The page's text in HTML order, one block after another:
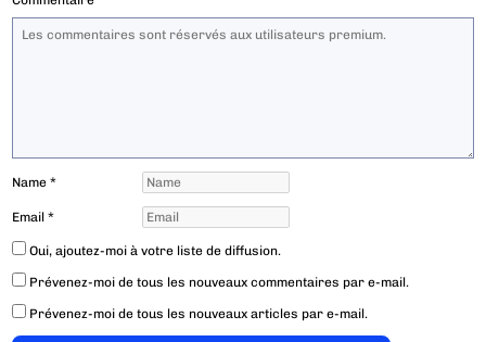
Name*
Email*
Oui, ajoutez-moi à votre liste de diffusion.
Prévenez-moi de tous les nouveaux commentaires par e-mail.
Prévenez-moi de tous les nouveaux articles par e-mail.